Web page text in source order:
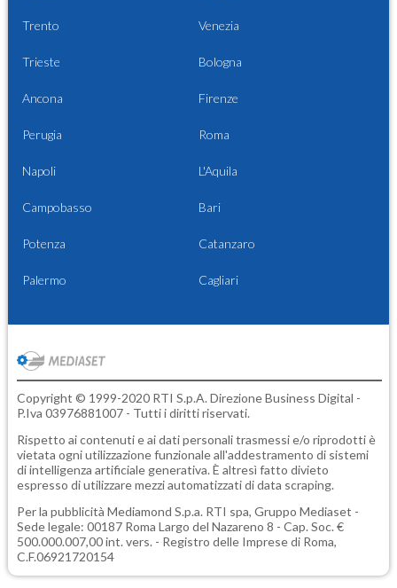
Trento Venezia
Trieste Bologna
Ancona Firenze
Perugia Roma
Napoli L'Aquila
Campobasso Bari
Potenza Catanzaro
Palermo Cagliari
Copyright © 1999-2020 RTI S.p.A. Direzione Business Digital -
P.Iva 03976881007 - Tutti i diritti riservati.
Rispetto ai contenuti e ai dati personali trasmessi e/o riprodotti è
vietata ogni utilizzazione funzionale all'addestramento di sistemi
di intelligenza artificiale generativa. È altresì fatto divieto
espresso di utilizzare mezzi automatizzati di data scraping.
Per la pubblicità Mediamond S.p.a. RTI spa, Gruppo Mediaset -
Sede legale: 00187 Roma Largo del Nazareno 8 - Cap. Soc. €
500.000.007,00 int. vers. - Registro delle Imprese di Roma,
C.F.06921720154